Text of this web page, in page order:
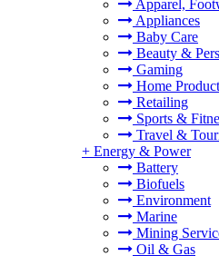
Apparel,
Appliances
Baby Care
Beauty &
Gaming
Home
Retailing
Sports &
Travel &
+ Energy & Power
Battery
Biofuels
Environment
Marine
Mining
Oil & Gas